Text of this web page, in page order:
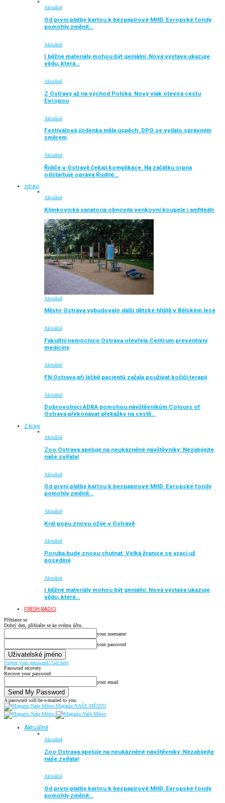
Aktuálně
Od první platby kartou k bezpapírové MHD. Evropské fondy
pomohly změnit…
Aktuálně
I běžné materiály mohou být geniální. Nová výstava ukazuje
vědu, která…
Aktuálně
Z Ostravy až na východ Polska. Nový vlak otevírá cestu
Evropou
Aktuálně
Festivalová jízdenka měla úspěch. DPO se vydalo správným
směrem
Aktuálně
Řidiče v Ostravě čekají komplikace. Na začátku srpna
odstartuje oprava Rudné…
zdraví
Aktuálně
Klimkovická sanatoria obnovila venkovní koupele i amfiteátr
Aktuálně
Město Ostrava vybudovalo další dětské hřiště v Bělském lese
Aktuálně
Fakultní nemocnice Ostrava otevřela Centrum preventivní
medicíny
Aktuálně
FN Ostrava při léčbě pacientů začala používat kočičí terapii
Aktuálně
Dobrovolníci ADRA pomohou návštěvníkům Colours of
Ostrava překonávat překážky na cestě…
Z kraje
Aktuálně
Zoo Ostrava apeluje na neukázněné návštěvníky: Nezabíjejte
naše zvířata!
Aktuálně
Od první platby kartou k bezpapírové MHD. Evropské fondy
pomohly změnit…
Aktuálně
Král popu znovu ožije v Ostravě
Aktuálně
Poruba bude znovu chutnat. Velká žranice se vrací už
posedmé
Aktuálně
I běžné materiály mohou být geniální. Nová výstava ukazuje
vědu, která…
FRESH RADIO
Přihlaste se
Dobrý den, přihlašte se ke svému účtu.
your username
your password
Forgot your password? Get help
Password recovery
Recover your password
your email
A password will be e-mailed to you.
Magazín NAŠE MĚSTO
Aktuálně
Aktuálně
Zoo Ostrava apeluje na neukázněné návštěvníky: Nezabíjejte
naše zvířata!
Aktuálně
Od první platby kartou k bezpapírové MHD. Evropské fondy
pomohly změnit…